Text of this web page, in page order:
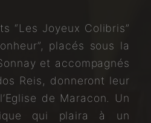
“Les Joyeux Colibris”
placés sous la
et accompagnés
Reis, donneront leur
de Maracon. Un
qui plaira à un